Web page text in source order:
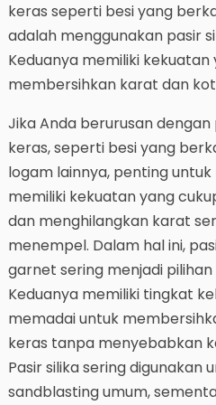
keras seperti besi yang
adalah menggunakan pasir
Keduanya memiliki
membersihkan karat dan
Jika Anda berurusan
keras, seperti besi yang
logam lainnya, penting
memiliki kekuatan yang
dan menghilangkan karat
menempel. Dalam hal ini,
garnet sering menjadi
Keduanya memiliki tingkat
memadai untuk
keras tanpa menyebabkan
Pasir silika sering digunakan
sandblasting umum,